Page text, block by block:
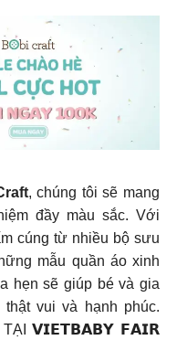
, chúng tôi sẽ mang
đầy màu sắc. Với
cúng từ nhiều bộ sưu
mẫu quần áo xinh
hẹn sẽ giúp bé và gia
vui và hạnh phúc.
TẠI 𝗩𝗜𝗘𝗧𝗕𝗔𝗕𝗬 𝗙𝗔𝗜𝗥